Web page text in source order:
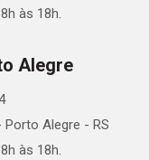
às 18h.
Alegre
Porto Alegre - RS
às 18h.